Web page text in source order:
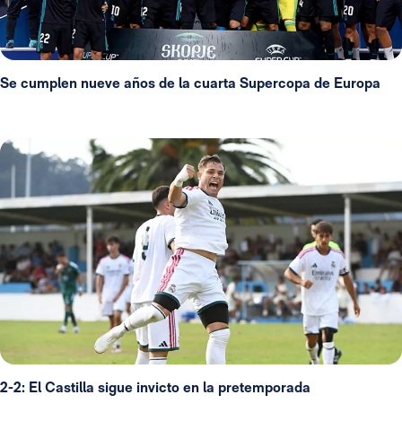
Se cumplen nueve años de la cuarta Supercopa de Europa
2-2: El Castilla sigue invicto en la pretemporada